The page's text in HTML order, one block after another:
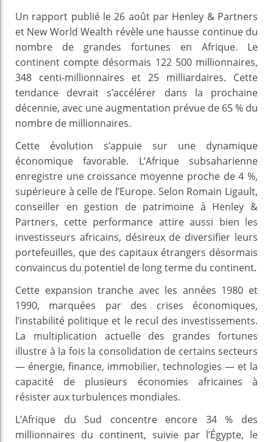
Un rapport publié le 26 août par Henley & Partners
et New World Wealth révèle une hausse continue du
nombre de grandes fortunes en Afrique. Le
continent compte désormais 122 500 millionnaires,
348 centi-millionnaires et 25 milliardaires. Cette
tendance devrait s’accélérer dans la prochaine
décennie, avec une augmentation prévue de 65 % du
nombre de millionnaires.
Cette évolution s’appuie sur une dynamique
économique favorable. L’Afrique subsaharienne
enregistre une croissance moyenne proche de 4 %,
supérieure à celle de l’Europe. Selon Romain Ligault,
conseiller en gestion de patrimoine à Henley &
Partners, cette performance attire aussi bien les
investisseurs africains, désireux de diversifier leurs
portefeuilles, que des capitaux étrangers désormais
convaincus du potentiel de long terme du continent.
Cette expansion tranche avec les années 1980 et
1990, marquées par des crises économiques,
l’instabilité politique et le recul des investissements.
La multiplication actuelle des grandes fortunes
illustre à la fois la consolidation de certains secteurs
— énergie, finance, immobilier, technologies — et la
capacité de plusieurs économies africaines à
résister aux turbulences mondiales.
L’Afrique du Sud concentre encore 34 % des
millionnaires du continent, suivie par l’Égypte, le